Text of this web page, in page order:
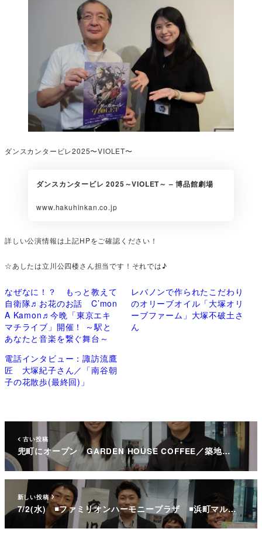
ダンスカンタービレ2025〜VIOLET〜
ダンスカンタービレ 2025～VIOLET～ – 博品館劇場
www.hakuhinkan.co.jp
詳しい公演情報は上記HPをご確認ください！
☆あしたは立川公四楼さん担当です！それでは♪
なぜなに！？ もっと教えて
自衛隊♬お花のお話 C’mon
A Kamon♬今晩「東京エキ
マチライブ」開催！ ～駅と
あなたと音楽を繋ぐ舞台～
レバノンで作られたこだわり
のオリーブオイル「大塚オリ
ーブファーム」大塚不破土さ
ん
電話インタビュー：諏訪流鷹
匠 大塚紀子さん／「南谷朝
子の花散歩(最終回)」
古い投稿
兜町にオープン GARDEN HOUSE COFFEE／築地…
新しい投稿
7/2(水) ◾️ファミリオンハーモニープラザ ◾️浜町マル…